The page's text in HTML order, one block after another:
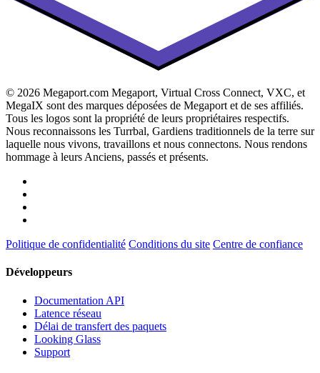
© 2026 Megaport.com Megaport, Virtual Cross Connect, VXC, et
MegaIX sont des marques déposées de Megaport et de ses affiliés.
Tous les logos sont la propriété de leurs propriétaires respectifs.
Nous reconnaissons les Turrbal, Gardiens traditionnels de la terre sur
laquelle nous vivons, travaillons et nous connectons. Nous rendons
hommage à leurs Anciens, passés et présents.
Politique de confidentialité Conditions du site Centre de confiance
Développeurs
Documentation API
Latence réseau
Délai de transfert des paquets
Looking Glass
Support